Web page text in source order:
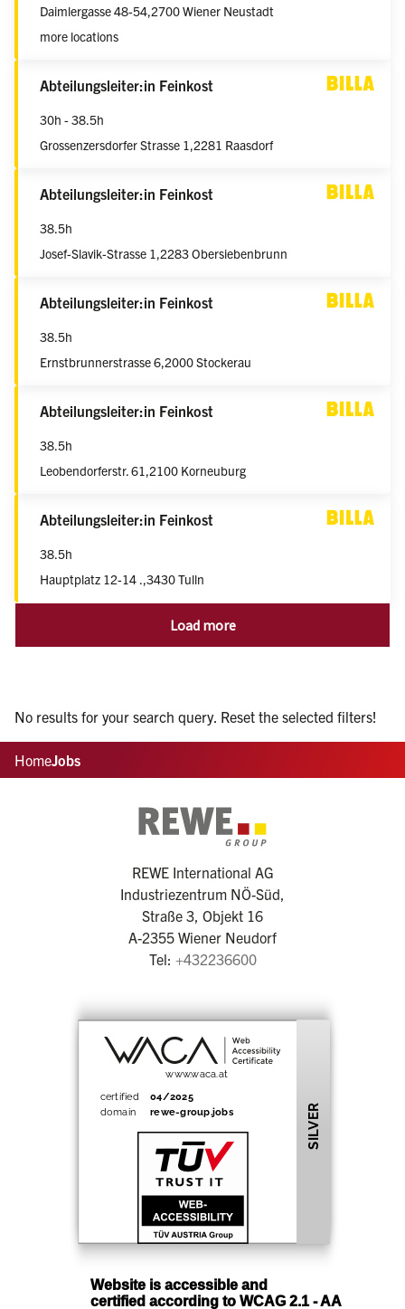
Daimlergasse 48-54,2700 Wiener Neustadt
more locations
Abteilungsleiter:in Feinkost weiblich/männlich/divers
30h - 38.5h
Grossenzersdorfer Strasse 1,2281 Raasdorf
Abteilungsleiter:in Feinkost weiblich/männlich/divers
38.5h
Josef-Slavik-Strasse 1,2283 Obersiebenbrunn
Abteilungsleiter:in Feinkost weiblich/männlich/divers
38.5h
Ernstbrunnerstrasse 6,2000 Stockerau
Abteilungsleiter:in Feinkost weiblich/männlich/divers
38.5h
Leobendorferstr. 61,2100 Korneuburg
Abteilungsleiter:in Feinkost weiblich/männlich/divers
38.5h
Hauptplatz 12-14 .,3430 Tulln
Load more
No results for your search query. Reset the selected filters!
HomeJobs
REWE International AG
Industriezentrum NÖ-Süd,
Straße 3, Objekt 16
A-2355 Wiener Neudorf
Tel: +432236600